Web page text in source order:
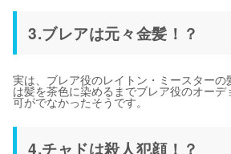
3.ブレアは元々金髪！？
実は、ブレア役のレイトン・ミースター
は髪を茶色に染めるまでブレア役のオー
可がでなかったそうです。
4.チャドは殺人犯顔！？